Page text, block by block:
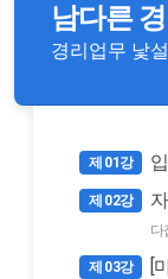
남다른
경리업무 낯
제 01강
제 02강
다
제 03강 [